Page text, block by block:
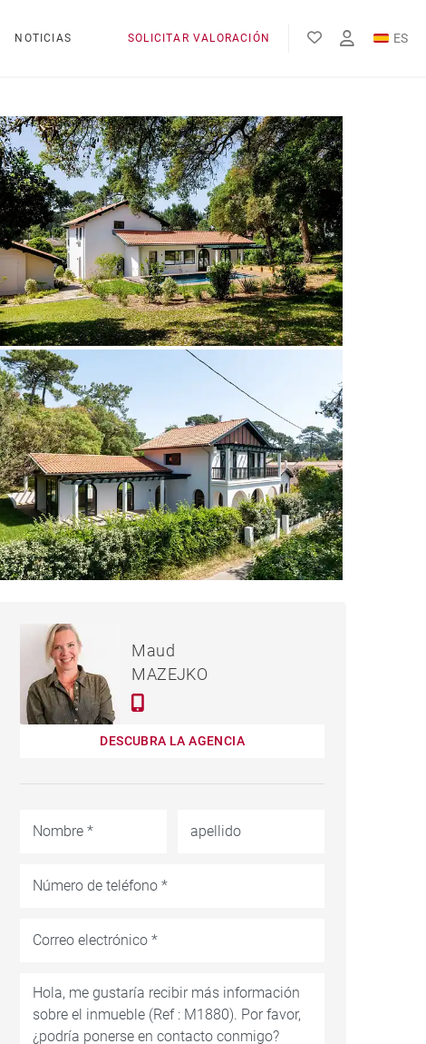
NOTICIAS SOLICITAR VALORACIÓN ES
EN
CASA HOSSEGOR
Maud
MAZEJKO
DESCUBRA LA AGENCIA